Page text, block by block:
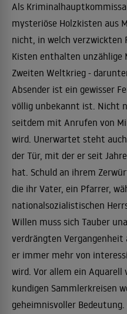
Als
mysteriöse Holzkisten aus
nicht, in welch verzwickten
Kisten enthalten unzählige
Zweiten Weltkrieg -
Absender ist ein gewisser
völlig unbekannt ist. Nicht
seitdem mit Anrufen von
wird. Unerwartet steht
der Tür, mit der er seit
hat. Schuld an ihrem
die ihr Vater, ein Pfarrer,
nationalsozialistischen
Willen muss sich Tauber
verdrängten Vergangenheit
er immer mehr von
wird. Vor allem ein Aquarell
kundigen Sammlerkreisen
geheimnisvoller